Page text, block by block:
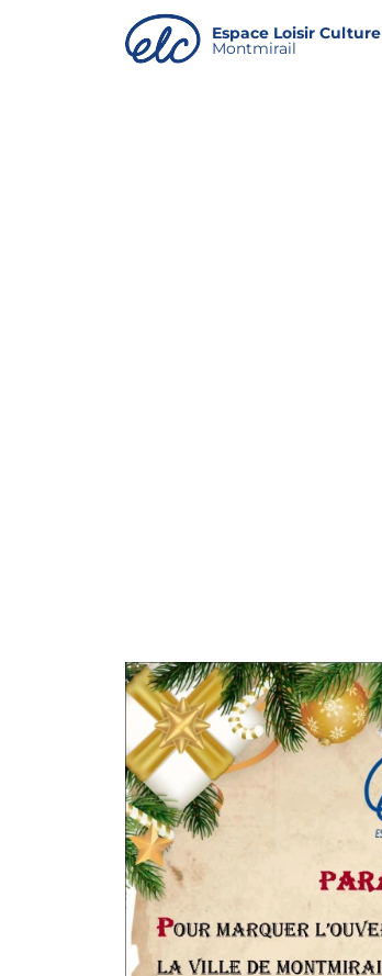
Espace Loisir Culture
Montmirail
Panneau de gestion des cookies